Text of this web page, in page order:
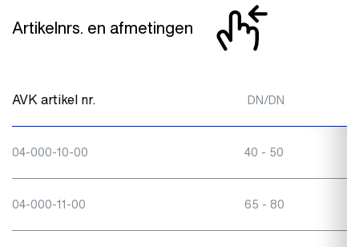
Artikelnrs. en afmetingen
AVK artikel nr. DN/DN
04-000-10-00 40 - 50
04-000-11-00 65 - 80